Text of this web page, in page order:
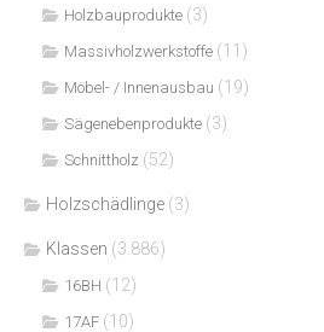
Holzbauprodukte (3)
Massivholzwerkstoffe (11)
Möbel- / Innenausbau (19)
Sägenebenprodukte (3)
Schnittholz (52)
Holzschädlinge (3)
Klassen (3.886)
16BH (12)
17AF (10)